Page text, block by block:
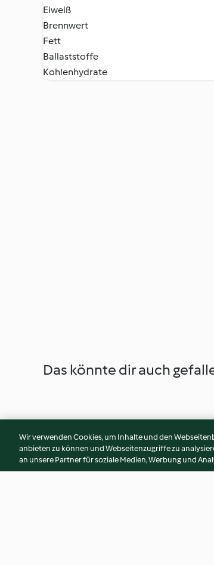
Eiweiß
Brennwert
Fett
Ballaststoffe
Kohlenhydrate
Das könnte dir auch
Wir verwenden Cookies, um Inhalte und den
anbieten zu können und Webseitenzugriffe zu
an unsere Partner für soziale Medien, Werbung und